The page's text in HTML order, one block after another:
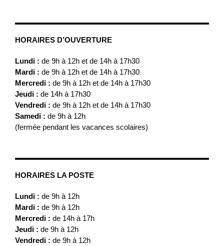
HORAIRES D’OUVERTURE
Lundi : de 9h à 12h et de 14h à 17h30
Mardi : de 9h à 12h et de 14h à 17h30
Mercredi : de 9h à 12h et de 14h à 17h30
Jeudi : de 14h à 17h30
Vendredi : de 9h à 12h et de 14h à 17h30
Samedi : de 9h à 12h
(fermée pendant les vacances scolaires)
HORAIRES LA POSTE
Lundi : de 9h à 12h
Mardi : de 9h à 12h
Mercredi : de 14h à 17h
Jeudi : de 9h à 12h
Vendredi : de 9h à 12h